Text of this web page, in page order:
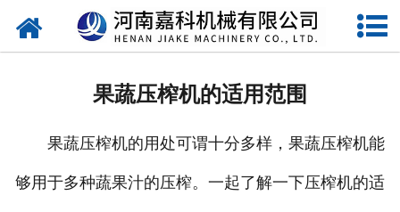
网站首页
果蔬压榨机的适用范围
果蔬压榨机的用处可谓十分多样，果蔬压榨机能
够用于多种蔬果汁的压榨。一起了解一下压榨机的适